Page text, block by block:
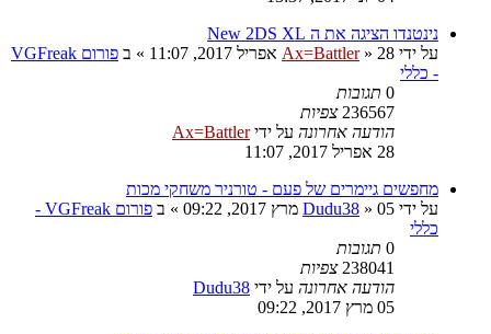
נינטנדו הציגה את ה New 2DS XL
על ידי
Ax=Battler» 28 אפריל 2017, 11:07 » ב
פורום VGFreak
- כללי
0 תגובות
236567 צפיות
הודעה אחרונה על ידיAx=Battler
28 אפריל 2017, 11:07
מחפשים גיימרים של פעם - טורניר משחקי מכות
על ידי
Dudu38 » 05 מרץ 2017, 09:22 » ב
פורום VGFreak -
כללי
0 תגובות
238041 צפיות
הודעה אחרונה על ידי Dudu38
05 מרץ 2017, 09:22